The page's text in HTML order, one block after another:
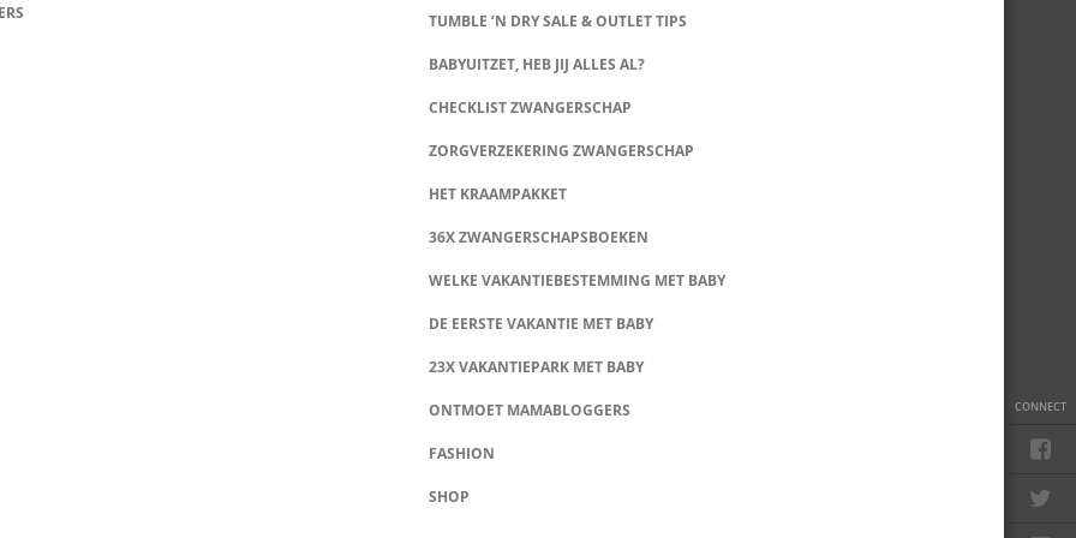
CONNECT
TUMBLE ‘N DRY SALE & OUTLET TIPS
BABYUITZET, HEB JIJ ALLES AL?
CHECKLIST ZWANGERSCHAP
ZORGVERZEKERING ZWANGERSCHAP
HET KRAAMPAKKET
36X ZWANGERSCHAPSBOEKEN
WELKE VAKANTIEBESTEMMING MET BABY
DE EERSTE VAKANTIE MET BABY
23X VAKANTIEPARK MET BABY
ONTMOET MAMABLOGGERS
FASHION
SHOP